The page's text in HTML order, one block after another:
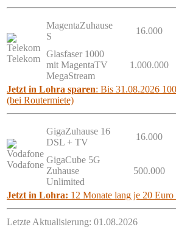
Telekom
MagentaZuhause
S
16.000
Glasfaser 1000
mit MagentaTV
MegaStream
1.000.000
Jetzt in Lohra sparen: Bis 31.08.2026
(bei Routermiete)
Vodafone
GigaZuhause 16
DSL + TV
16.000
GigaCube 5G
Zuhause
Unlimited
500.000
Jetzt in Lohra: 12 Monate lang je 20 Euro
Letzte Aktualisierung: 01.08.2026